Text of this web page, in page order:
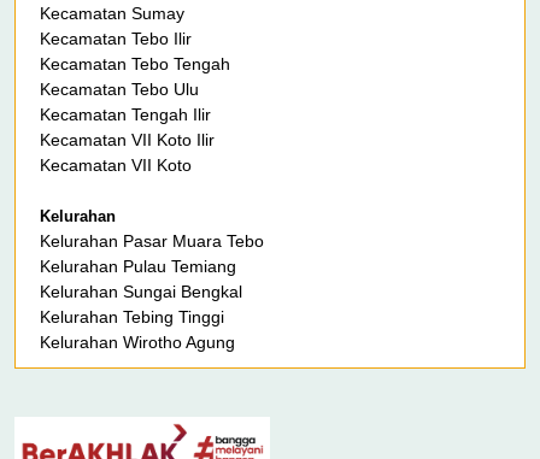
Kecamatan Sumay
Kecamatan Tebo Ilir
Kecamatan Tebo Tengah
Kecamatan Tebo Ulu
Kecamatan Tengah Ilir
Kecamatan VII Koto Ilir
Kecamatan VII Koto
Kelurahan
Kelurahan Pasar Muara Tebo
Kelurahan Pulau Temiang
Kelurahan Sungai Bengkal
Kelurahan Tebing Tinggi
Kelurahan Wirotho Agung